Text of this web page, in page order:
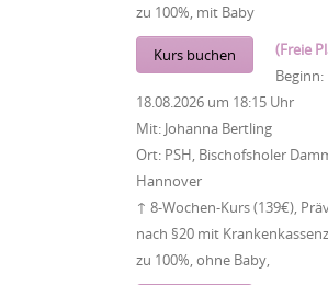
zu 100%, mit Baby
Kurs buchen
(Freie
Beginn:
18.08.2026 um 18:15 Uhr
Mit: Johanna Bertling
Ort: PSH, Bischofsholer
Hannover
↑ 8-Wochen-Kurs (139€),
nach §20 mit
zu 100%, ohne Baby,